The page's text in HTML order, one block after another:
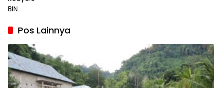
Pos Lainnya